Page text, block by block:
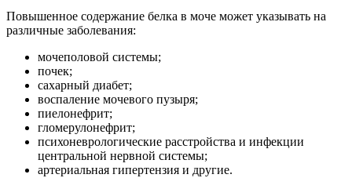
Повышенное содержание белка в моче может указывать на
различные заболевания:
мочеполовой системы;
почек;
сахарный диабет;
воспаление мочевого пузыря;
пиелонефрит;
гломерулонефрит;
психоневрологические расстройства и инфекции
центральной нервной системы;
артериальная гипертензия и другие.